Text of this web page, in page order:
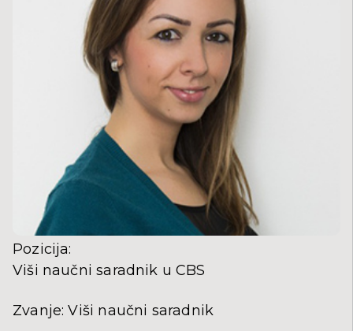
Pozicija:
Viši naučni saradnik u CBS
Zvanje:Viši naučni saradnik